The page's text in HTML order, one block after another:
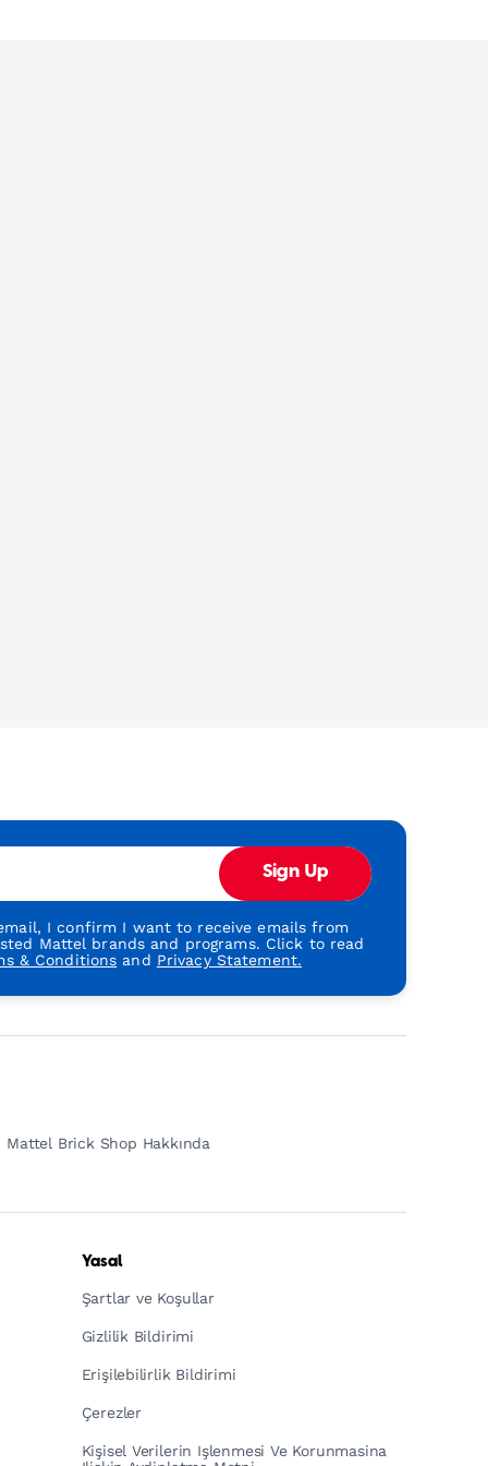
Sign Up
I confirm I want to receive emails from
Mattel brands and programs. Click to read
& Conditions and Privacy Statement.
Mattel Brick Shop Hakkında
Yasal
Şartlar ve Koşullar
Gizlilik Bildirimi
Erişilebilirlik Bildirimi
Çerezler
Kişisel Verilerin Işlenmesi Ve Korunmasina